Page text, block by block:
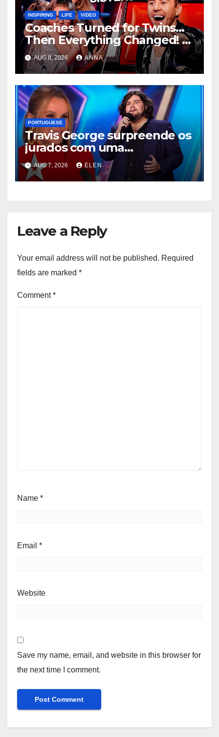
INSPIRING LIFE VIDEO
Coaches Turned for Twins…
Then Everything Changed!
AUG 8, 2026 ANNA
PORTUGUESE
Travis George surpreende os
jurados com uma
apresentação inesquecível
AUG 7, 2026 ELEN
Leave a Reply
Your email address will not be published. Required
fields are marked *
Comment*
Name *
Email *
Website
Save my name, email, and website in this browser for
the next time I comment.